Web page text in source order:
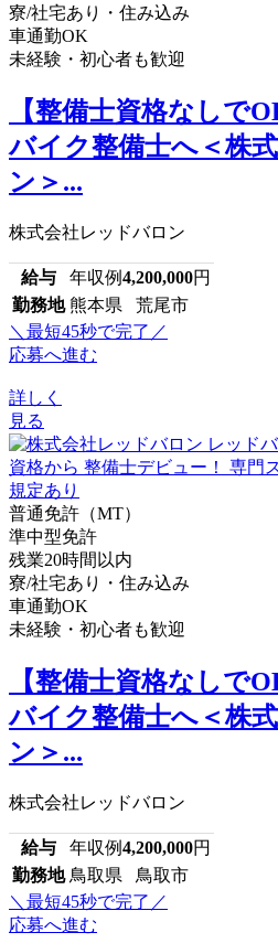
寮/社宅あり・住み込み
車通勤OK
未経験・初心者も歓迎
【整備士資格なしで
バイク整備士へ＜株
ン＞...
株式会社レッドバロン
給与 年収例4,200,000円
勤務地 熊本県 荒尾市
＼最短45秒で完了／
応募へ進む
詳しく
見る
普通免許（MT）
準中型免許
残業20時間以内
寮/社宅あり・住み込み
車通勤OK
未経験・初心者も歓迎
【整備士資格なしで
バイク整備士へ＜株
ン＞...
株式会社レッドバロン
給与 年収例4,200,000円
勤務地 鳥取県 鳥取市
＼最短45秒で完了／
応募へ進む